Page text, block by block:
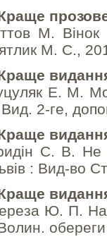
М. Вінок
М. С.,
Е. М.
2-ге,
С. В. Не
: Вид-во
Ю. П.